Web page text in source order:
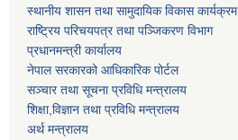
स्थानीय शासन तथा सामुदायिक विकास कार्यक्रम
राष्ट्रिय परिचयपत्र तथा पञ्जिकरण विभाग
प्रधानमन्त्री कार्यालय
नेपाल सरकारको आधिकारिक पोर्टल
सञ्‍चार तथा सूचना प्रविधि मन्त्रालय
शिक्षा,विज्ञान तथा प्रविधि मन्त्रालय
अर्थ मन्त्रालय